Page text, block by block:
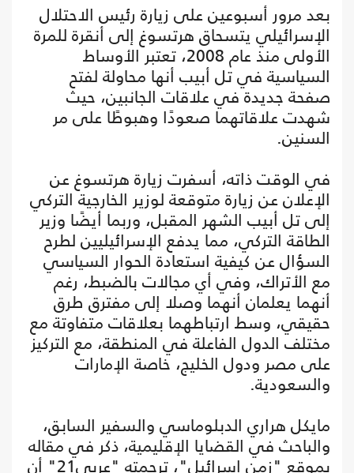
بعد مرور أسبوعين على زيارة رئيس الاحتلال
الإسرائيلي يتسحاق هرتسوغ إلى أنقرة للمرة
الأولى منذ عام 2008، تعتبر الأوساط
السياسية في تل أبيب أنها محاولة لفتح
صفحة جديدة في علاقات الجانبين، حيث
شهدت علاقاتهما صعودًا وهبوطًا على مر
السنين.
في الوقت ذاته، أسفرت زيارة هرتسوغ عن
الإعلان عن زيارة متوقعة لوزير الخارجية التركي
إلى تل أبيب الشهر المقبل، وربما أيضًا وزير
الطاقة التركي، مما يدفع الإسرائيليين لطرح
السؤال عن كيفية استعادة الحوار السياسي
مع الأتراك، وفي أي مجالات بالضبط، رغم
أنهما يعلمان أنهما وصلا إلى مفترق طرق
حقيقي، وسط ارتباطهما بعلاقات متفاوتة مع
مختلف الدول الفاعلة في المنطقة، مع التركيز
على مصر ودول الخليج، خاصة الإمارات
والسعودية.
مايكل هراري الدبلوماسي والسفير السابق،
والباحث في القضايا الإقليمية، ذكر في مقاله
بموقع "زمن إسرائيل"، ترجمته "عربي21" أن